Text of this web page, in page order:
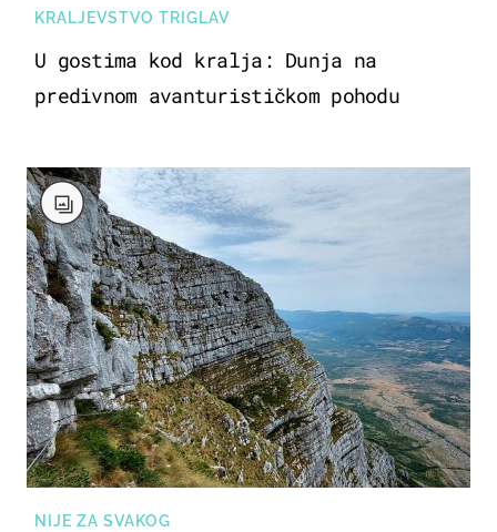
KRALJEVSTVO TRIGLAV
U gostima kod kralja: Dunja na
predivnom avanturističkom pohodu
NIJE ZA SVAKOG